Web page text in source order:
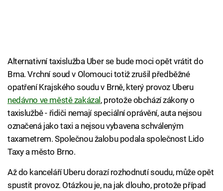
Alternativní taxislužba Uber se bude moci opět vrátit do
Brna. Vrchní soud v Olomouci totiž zrušil předběžné
opatření Krajského soudu v Brně, který provoz Uberu
nedávno ve městě zakázal , protože obchází zákony o
taxislužbě - řidiči nemají speciální oprávění, auta nejsou
označená jako taxi a nejsou vybavena schváleným
taxametrem. Společnou žalobu podala společnost Lido
Taxy a město Brno.
Až do kanceláří Uberu dorazí rozhodnutí soudu, může opět
spustit provoz. Otázkou je, na jak dlouho, protože případ